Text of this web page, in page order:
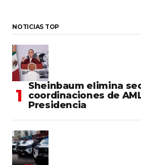
NOTICIAS TOP
Sheinbaum elimina
coordinaciones de
Presidencia